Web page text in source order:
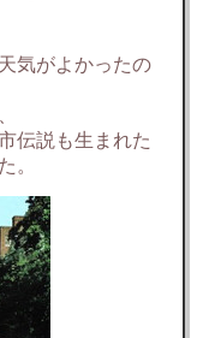
気がよかったの
伝説も生まれた
。